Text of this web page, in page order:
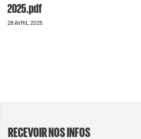
2025.pdf
28 AVRIL 2025
RECEVOIR NOS INFOS